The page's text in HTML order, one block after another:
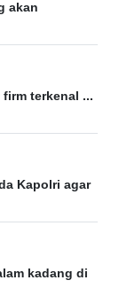
akan
terkenal ...
Kapolri agar
kadang di